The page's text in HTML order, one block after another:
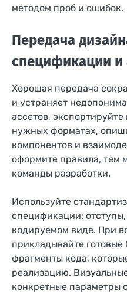
методом проб и ошибок.
Передача
спецификации и
Хорошая передача
и устраняет
ассетов,
нужных форматах,
компонентов и
оформите правила, тем
команды разработки.
Используйте
спецификации:
кодируемом виде. При
прикладывайте
фрагменты кода,
реализацию.
конкретные параметры